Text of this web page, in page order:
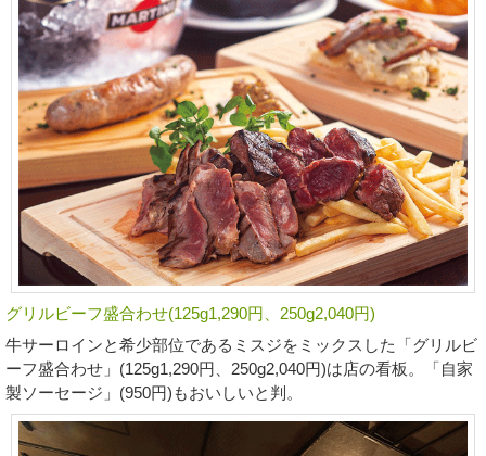
グリルビーフ盛合わせ(125g1,290円、250g2,040円)
牛サーロインと希少部位であるミスジをミックスした「グリルビ
ーフ盛合わせ」(125g1,290円、250g2,040円)は店の看板。「自家
製ソーセージ」(950円)もおいしいと判。